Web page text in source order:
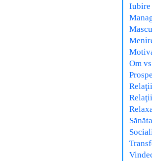
Iubire
Om
Relaţii